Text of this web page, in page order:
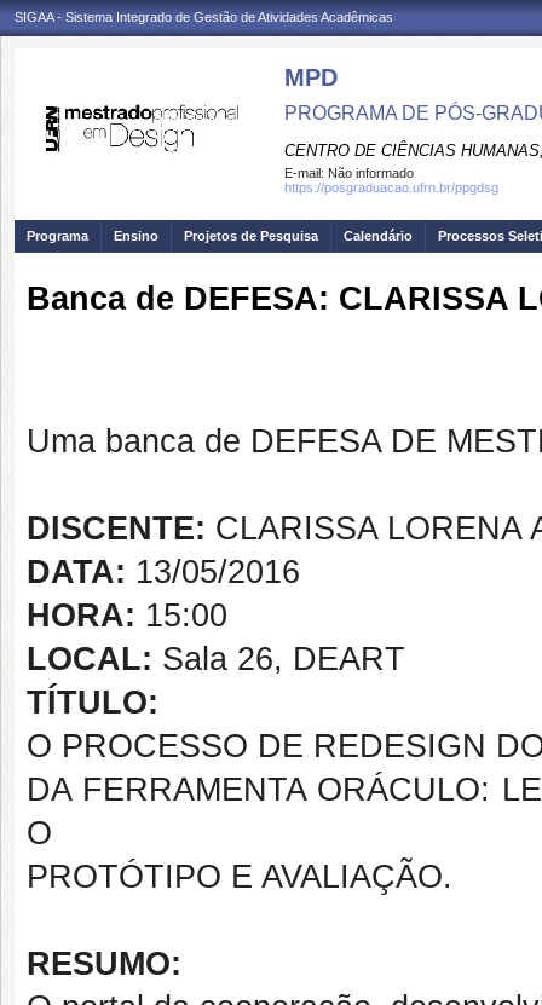
SIGAA - Sistema Integrado de Gestão de Atividades Acadêmicas
MPD
PROGRAMA DE PÓS-
CENTRO DE CIÊNCIAS
E-mail: Não informado
https://posgraduacao.ufrn.br/ppgdsg
Programa Ensino Projetos de Pesquisa Calendário Processos
Banca de DEFESA: CLARISSA
Uma banca de DEFESA DE
DISCENTE: CLARISSA LORENA
DATA: 13/05/2016
HORA: 15:00
LOCAL: Sala 26, DEART
TÍTULO:
O PROCESSO DE REDESIGN
DA FERRAMENTA ORÁCULO:
O
PROTÓTIPO E AVALIAÇÃO.
RESUMO: